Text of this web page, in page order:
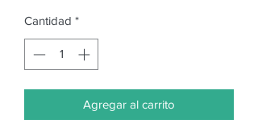
Cantidad *
Agregar al carrito